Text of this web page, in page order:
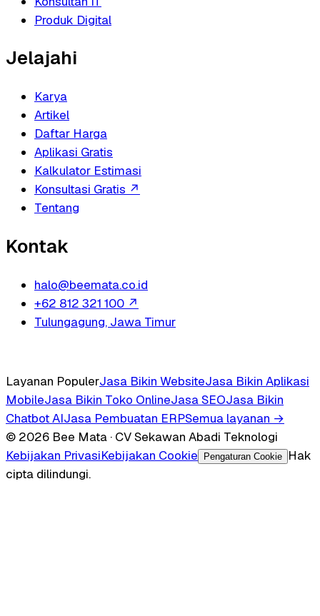
Produk Digital
Jelajahi
Karya
Artikel
Daftar Harga
Aplikasi Gratis
Kalkulator Estimasi
Konsultasi Gratis ↗
Tentang
Kontak
halo@beemata.co.id
+62 812 321 100 ↗
Tulungagung, Jawa Timur
Layanan PopulerJasa Bikin WebsiteJasa Bikin Aplikasi
MobileJasa Bikin Toko OnlineJasa SEOJasa Bikin
Chatbot AIJasa Pembuatan ERPSemua layanan →
© 2026 Bee Mata · CV Sekawan Abadi Teknologi
Kebijakan PrivasiKebijakan Cookie Pengaturan Cookie
Hak
cipta dilindungi.